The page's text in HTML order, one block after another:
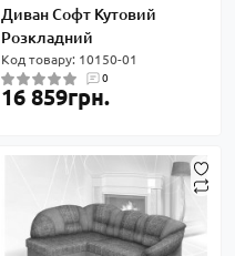
Диван Софт Кутовий
Розкладний
Код товару: 10150-01
0
16 859грн.